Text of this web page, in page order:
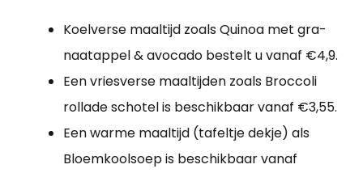
Koelverse maaltijd zoals Quinoa met gra­
naat­ap­pel & avo­ca­do bestelt u vanaf €4,9.
Een vriesverse maaltijden zoals Broccoli
rollade schotel is beschikbaar vanaf €3,55.
Een warme maaltijd (tafeltje dekje) als
Bloemkoolsoep is beschikbaar vanaf